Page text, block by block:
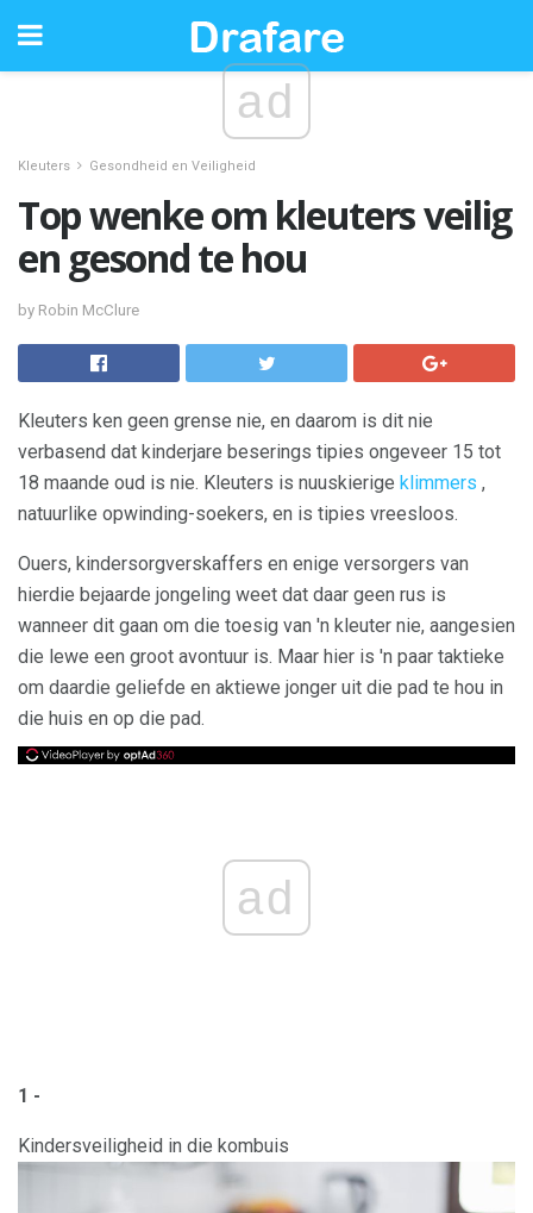
ad
Kleuters Gesondheid en Veiligheid
Top wenke om kleuters veilig
en gesond te hou
by Robin McClure
Kleuters ken geen grense nie, en daarom is dit nie
verbasend dat kinderjare beserings tipies ongeveer 15 tot
18 maande oud is nie. Kleuters is nuuskierige klimmers ,
natuurlike opwinding-soekers, en is tipies vreesloos.
Ouers, kindersorgverskaffers en enige versorgers van
hierdie bejaarde jongeling weet dat daar geen rus is
wanneer dit gaan om die toesig van 'n kleuter nie, aangesien
die lewe een groot avontuur is. Maar hier is 'n paar taktieke
om daardie geliefde en aktiewe jonger uit die pad te hou in
die huis en op die pad.
ad
1 -
Kindersveiligheid in die kombuis